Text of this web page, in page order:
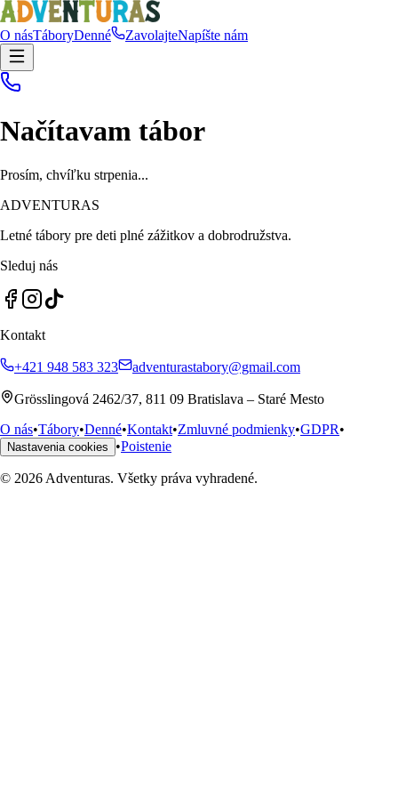
O násTáboryDenné ZavolajteNapíšte nám
Načítavam tábor
Prosím, chvíľku strpenia...
ADVENTURAS
Letné tábory pre deti plné zážitkov a dobrodružstva.
Sleduj nás
Kontakt
+421 948 583 323 adventurastabory@gmail.com
Grösslingová 2462/37, 811 09 Bratislava – Staré Mesto
O nás•Tábory•Denné•Kontakt•Zmluvné podmienky•GDPR•
Nastavenia cookies •Poistenie
© 2026 Adventuras. Všetky práva vyhradené.